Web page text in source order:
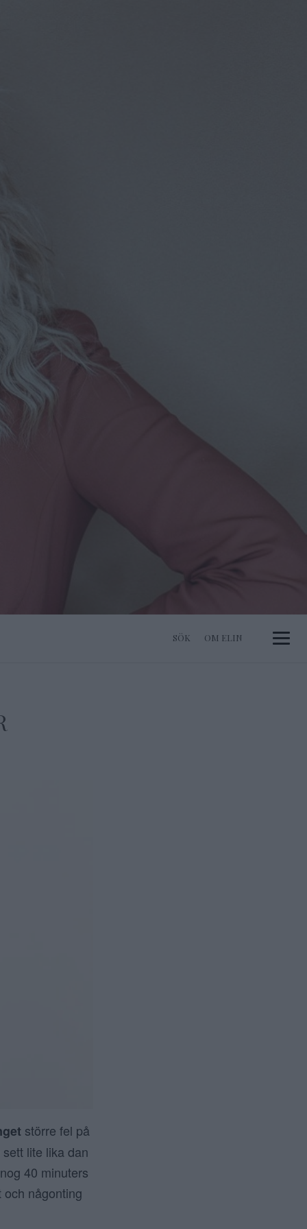
OM ELIN Toggle
större fel på
lite lika dan
40 minuters
någonting